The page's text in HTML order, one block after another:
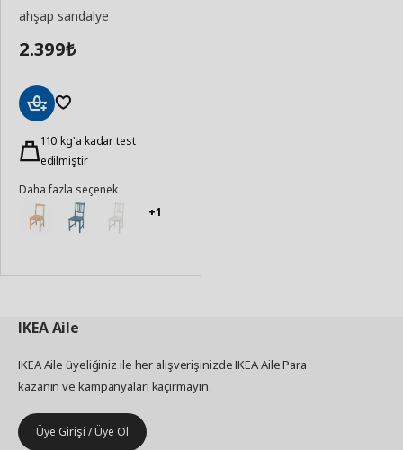
ahşap sandalye
2.399₺
Ekle 110 kg'a kadar test
edilmiştir
Daha fazla seçenek
+1
IKEAAile
IKEA Aile üyeliğiniz ile her alışverişinizde IKEA Aile Para
kazanın ve kampanyaları kaçırmayın.
Üye Girişi / Üye Ol